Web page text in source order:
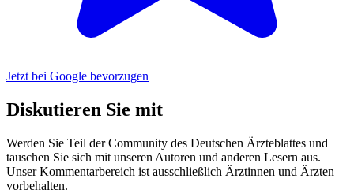
Jetzt bei Google bevorzugen
Diskutieren Sie mit
Werden Sie Teil der Community des Deutschen Ärzteblattes und
tauschen Sie sich mit unseren Autoren und anderen Lesern aus.
Unser Kommentarbereich ist ausschließlich Ärztinnen und Ärzten
vorbehalten.